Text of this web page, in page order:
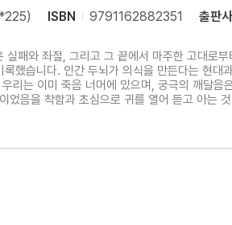
ISBN 9791162882351 출판사
했습니다. 인간 두뇌가 의식을 만든다는 현대
었음을 착함과 초심으로 귀를 열어 듣고 아는